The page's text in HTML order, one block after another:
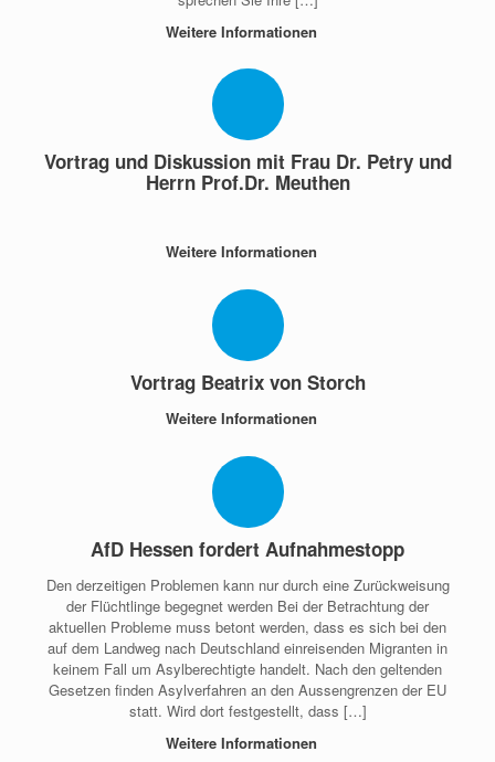
Weitere Informationen
Vortrag und Diskussion mit Frau Dr. Petry und
Herrn Prof.Dr. Meuthen
Weitere Informationen
Vortrag Beatrix von Storch
Weitere Informationen
AfD Hessen fordert Aufnahmestopp
Den derzeitigen Problemen kann nur durch eine Zurückweisung
der Flüchtlinge begegnet werden Bei der Betrachtung der
aktuellen Probleme muss betont werden, dass es sich bei den
auf dem Landweg nach Deutschland einreisenden Migranten in
keinem Fall um Asylberechtigte handelt. Nach den geltenden
Gesetzen finden Asylverfahren an den Aussengrenzen der EU
statt. Wird dort festgestellt, dass […]
Weitere Informationen